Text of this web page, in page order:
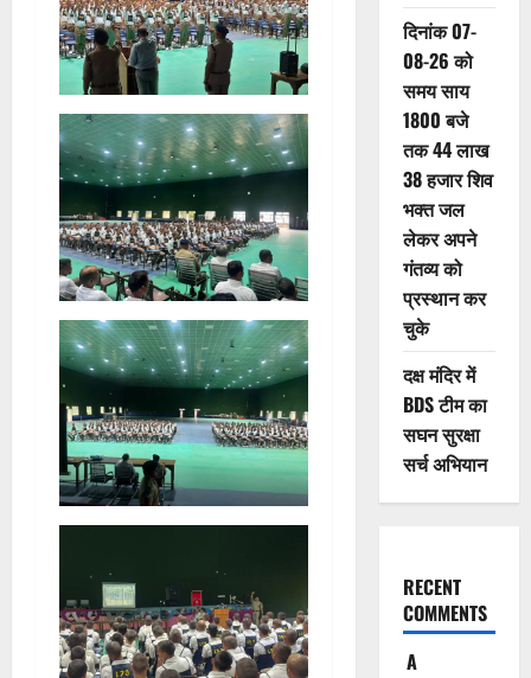
दिनांक 07-
08-26 को
समय साय
1800 बजे
तक 44 लाख
38 हजार शिव
भक्त जल
लेकर अपने
गंतव्य को
प्रस्थान कर
चुके
दक्ष मंदिर में
BDS टीम का
सघन सुरक्षा
सर्च अभियान
RECENT
COMMENTS
A